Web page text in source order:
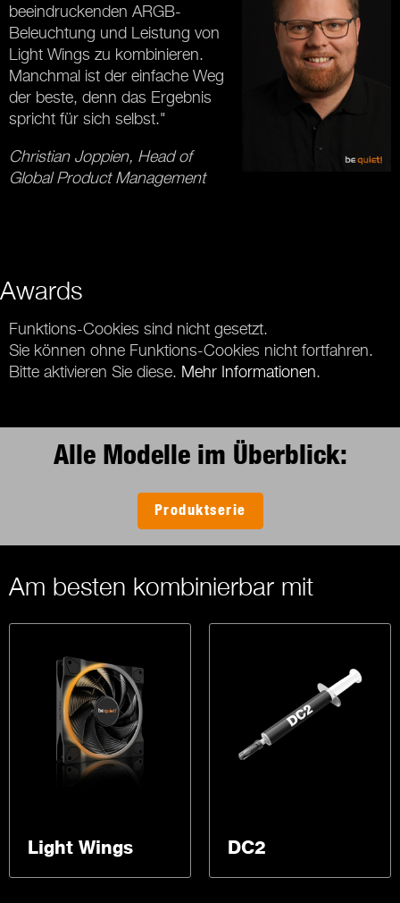
beeindruckenden ARGB-
Beleuchtung und Leistung von
Light Wings zu kombinieren.
Manchmal ist der einfache Weg
der beste, denn das Ergebnis
spricht für sich selbst."
Christian Joppien, Head of
Global Product Management
Awards
Funktions-Cookies sind nicht gesetzt.
Sie können ohne Funktions-Cookies nicht fortfahren.
Bitte aktivieren Sie diese. Mehr Informationen.
Alle Modelle im Überblick:
Produktserie
Am besten kombinierbar mit
Light Wings DC2